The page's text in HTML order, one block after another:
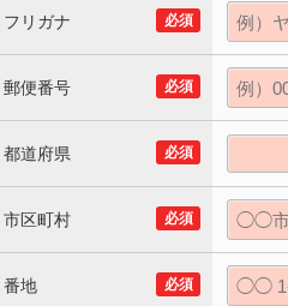
必須
フリガナ
必須
郵便番号
必須
都道府県
必須
市区町村
必須
番地